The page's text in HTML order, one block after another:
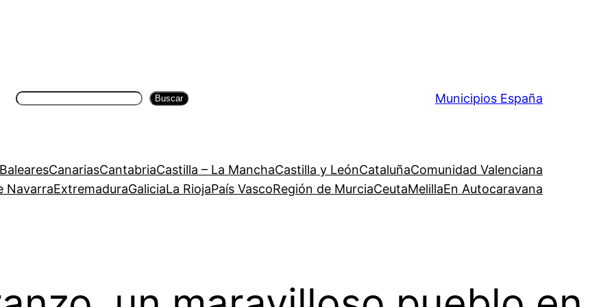
Buscar Buscar Municipios España
CanariasCantabriaCastilla – La ManchaCastilla y LeónCataluñaComunidad Valenciana
NavarraExtremaduraGaliciaLa RiojaPaís VascoRegión de MurciaCeutaMelillaEn Autocaravana